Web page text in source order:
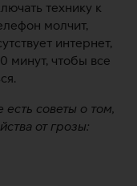
технику к
молчит,
интернет,
минут, чтобы все
советы о том,
от грозы: